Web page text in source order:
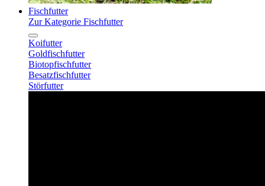
Fischfutter
Zur Kategorie Fischfutter
Koifutter
Goldfischfutter
Biotopfischfutter
Besatzfischfutter
Störfutter